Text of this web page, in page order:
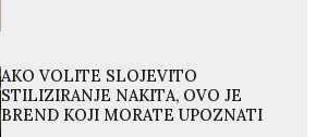
AKO VOLITE SLOJEVITO
STILIZIRANJE NAKITA, OVO JE
BREND KOJI MORATE UPOZNATI